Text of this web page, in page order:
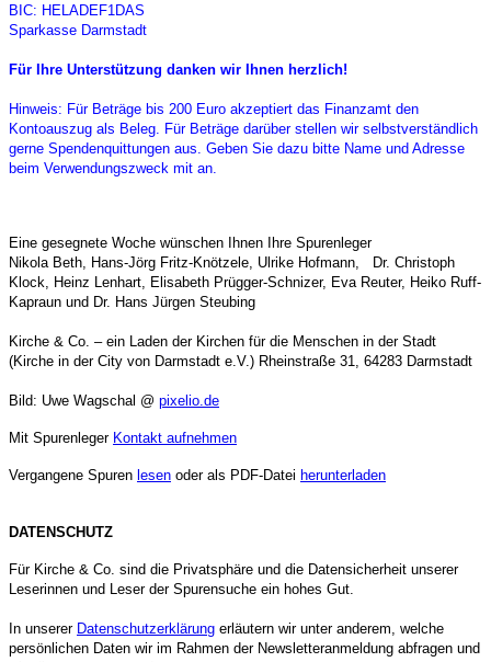
BIC: HELADEF1DAS
Sparkasse Darmstadt
Für Ihre Unterstützung danken wir Ihnen herzlich!
Hinweis: Für Beträge bis 200 Euro akzeptiert das Finanzamt den
Kontoauszug als Beleg. Für Beträge darüber stellen wir selbstverständlich
gerne Spendenquittungen aus. Geben Sie dazu bitte Name und Adresse
beim Verwendungszweck mit an.
Eine gesegnete Woche wünschen Ihnen Ihre Spurenleger
Nikola Beth, Hans-Jörg Fritz-Knötzele, Ulrike Hofmann, Dr. Christoph
Klock, Heinz Lenhart, Elisabeth Prügger-Schnizer, Eva Reuter, Heiko Ruff-
Kapraun und Dr. Hans Jürgen Steubing
Kirche & Co. – ein Laden der Kirchen für die Menschen in der Stadt
(Kirche in der City von Darmstadt e.V.) Rheinstraße 31, 64283 Darmstadt
Bild: Uwe Wagschal @ pixelio.de
Mit Spurenleger Kontakt aufnehmen
Vergangene Spuren lesen oder als PDF-Datei herunterladen
DATENSCHUTZ
Für Kirche & Co. sind die Privatsphäre und die Datensicherheit unserer
Leserinnen und Leser der Spurensuche ein hohes Gut.
In unserer Datenschutzerklärung erläutern wir unter anderem, welche
persönlichen Daten wir im Rahmen der Newsletteranmeldung abfragen und